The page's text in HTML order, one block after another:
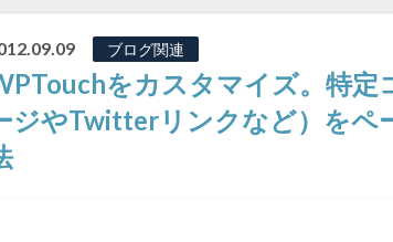
ブログ関連
をカスタマイズ。特定
ジやTwitterリンクなど）をペ